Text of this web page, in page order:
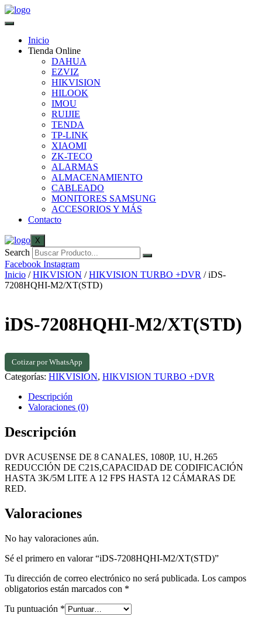
Inicio
Tienda Online
DAHUA
EZVIZ
HIKVISION
HILOOK
IMOU
RUIJIE
TENDA
TP-LINK
XIAOMI
ZK-TECO
ALARMAS
ALMACENAMIENTO
CABLEADO
MONITORES SAMSUNG
ACCESORIOS Y MÁS
Contacto
X
Search
Facebook Instagram
Inicio /HIKVISION /HIKVISION TURBO +DVR / iDS-
7208HQHI-M2/XT(STD)
iDS-7208HQHI-M2/XT(STD)
Cotizar por WhatsApp
Categorías: HIKVISION, HIKVISION TURBO +DVR
Descripción
Valoraciones (0)
Descripción
DVR ACUSENSE DE 8 CANALES, 1080P, 1U, H.265
REDUCCIÓN DE C21S,CAPACIDAD DE CODIFICACIÓN
HASTA 3K/5M LITE A 12 FPS HASTA 12 CÁMARAS DE
RED.
Valoraciones
No hay valoraciones aún.
Sé el primero en valorar “iDS-7208HQHI-M2/XT(STD)”
Tu dirección de correo electrónico no será publicada. Los campos
obligatorios están marcados con *
Tu puntuación *